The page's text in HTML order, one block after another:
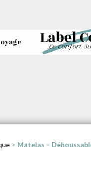
> Matelas –